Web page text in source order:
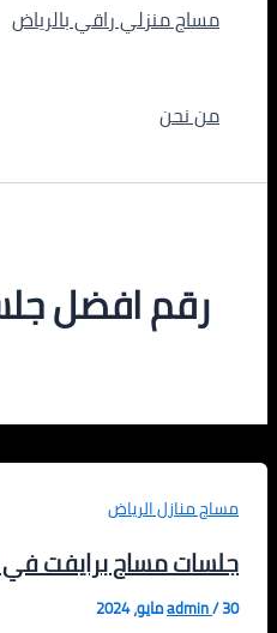
مساج منزلي راقي بالرياض
من نحن
رقم افضل جلسة
مساج منازل الرياض
جلسات مساج برايفت في الرياض
admin/30 مايو، 2024